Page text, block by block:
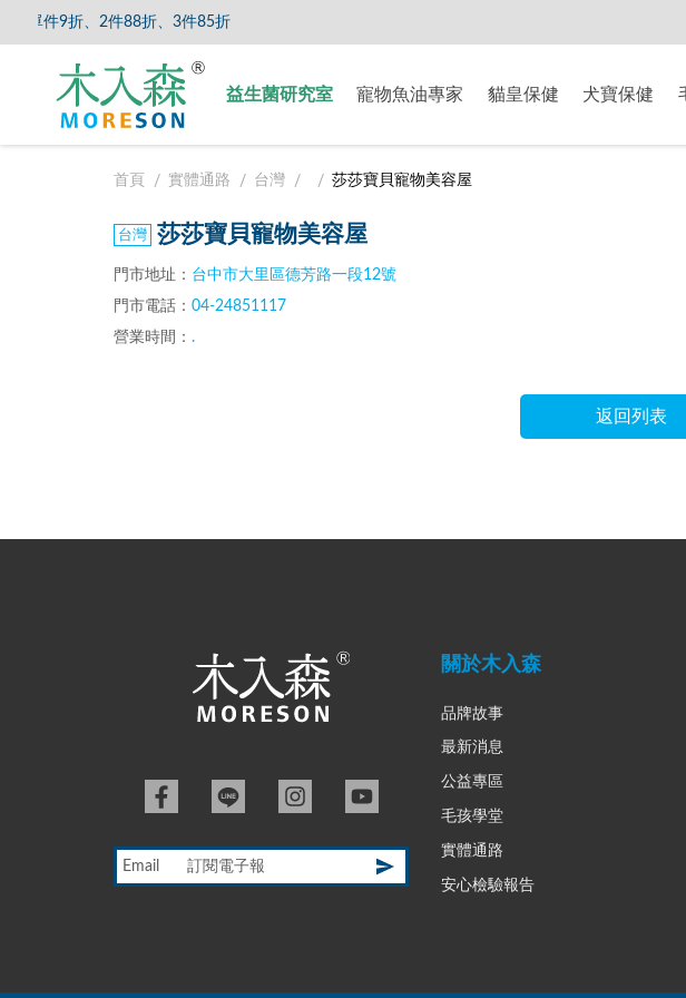
單件9折、2件88折、3件85折
益生菌研究室 寵物魚油專家 貓皇保健 犬寶保健
首頁 實體通路 台灣 莎莎寶貝寵物美容屋
莎莎寶貝寵物美容屋
門市地址： 台中市大里區德芳路一段12號
門市電話： 04-24851117
營業時間： .
返回列表
關於木入森
品牌故事
最新消息
公益專區
毛孩學堂
實體通路
安心檢驗報告
Email